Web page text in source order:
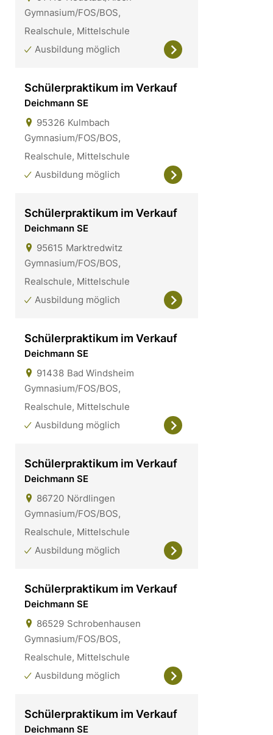
Gymnasium/FOS/BOS,
Realschule, Mittelschule
Ausbildung möglich
Schülerpraktikum im Verkauf
Deichmann SE
95326 Kulmbach
Gymnasium/FOS/BOS,
Realschule, Mittelschule
Ausbildung möglich
Schülerpraktikum im Verkauf
Deichmann SE
95615 Marktredwitz
Gymnasium/FOS/BOS,
Realschule, Mittelschule
Ausbildung möglich
Schülerpraktikum im Verkauf
Deichmann SE
91438 Bad Windsheim
Gymnasium/FOS/BOS,
Realschule, Mittelschule
Ausbildung möglich
Schülerpraktikum im Verkauf
Deichmann SE
86720 Nördlingen
Gymnasium/FOS/BOS,
Realschule, Mittelschule
Ausbildung möglich
Schülerpraktikum im Verkauf
Deichmann SE
86529 Schrobenhausen
Gymnasium/FOS/BOS,
Realschule, Mittelschule
Ausbildung möglich
Schülerpraktikum im Verkauf
Deichmann SE